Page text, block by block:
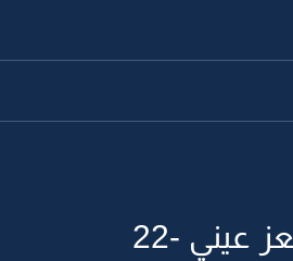
عيني -22